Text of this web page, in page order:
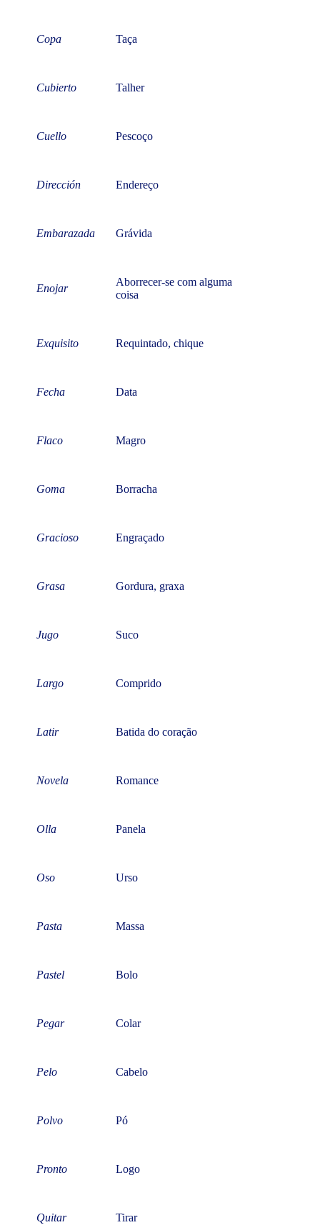
Copa Taça
Cubierto Talher
Cuello Pescoço
Dirección Endereço
Embarazada Grávida
Enojar
Aborrecer-se com alguma
coisa
Exquisito Requintado, chique
Fecha Data
Flaco Magro
Goma Borracha
Gracioso Engraçado
Grasa Gordura, graxa
Jugo Suco
Largo Comprido
Latir Batida do coração
Novela Romance
Olla Panela
Oso Urso
Pasta Massa
Pastel Bolo
Pegar Colar
Pelo Cabelo
Polvo Pó
Pronto Logo
Quitar Tirar